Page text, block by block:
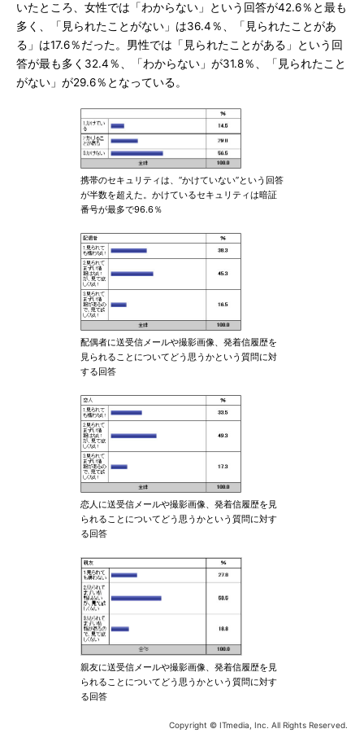
いたところ、女性では「わからない」という回答が42.6％と最も
多く、「見られたことがない」は36.4％、「見られたことがあ
る」は17.6％だった。男性では「見られたことがある」という回
答が最も多く32.4％、「わからない」が31.8％、「見られたこと
がない」が29.6％となっている。
携帯のセキュリティは、“かけていない”という回答
が半数を超えた。かけているセキュリティは暗証
番号が最多で96.6％
配偶者に送受信メールや撮影画像、発着信履歴を
見られることについてどう思うかという質問に対
する回答
恋人に送受信メールや撮影画像、発着信履歴を見
られることについてどう思うかという質問に対す
る回答
親友に送受信メールや撮影画像、発着信履歴を見
られることについてどう思うかという質問に対す
る回答
Copyright © ITmedia, Inc. All Rights Reserved.